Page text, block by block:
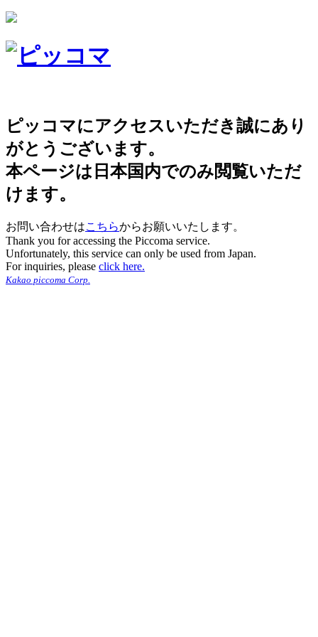
ピッコマにアクセスいただき誠にあり
がとうございます。
本ページは日本国内でのみ閲覧いただ
けます。
お問い合わせはこちらからお願いいたします。
Thank you for accessing the Piccoma service.
Unfortunately, this service can only be used from Japan.
For inquiries, please click here.
Kakao piccoma Corp.